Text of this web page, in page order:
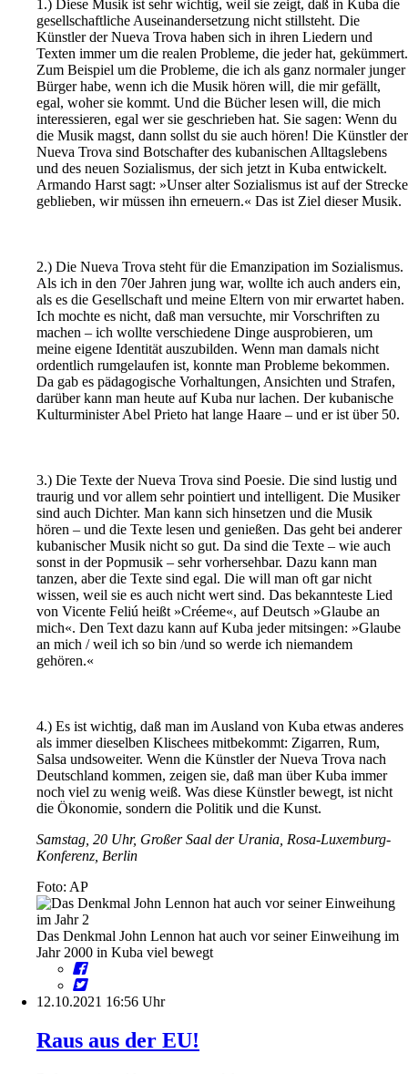
1.) Diese Musik ist sehr wichtig, weil sie zeigt, daß in Kuba die
gesellschaftliche Auseinandersetzung nicht stillsteht. Die
Künstler der Nueva Trova haben sich in ihren Liedern und
Texten immer um die realen Probleme, die jeder hat, gekümmert.
Zum Beispiel um die Probleme, die ich als ganz normaler junger
Bürger habe, wenn ich die Musik hören will, die mir gefällt,
egal, woher sie kommt. Und die Bücher lesen will, die mich
interessieren, egal wer sie geschrieben hat. Sie sagen: Wenn du
die Musik magst, dann sollst du sie auch hören! Die Künstler der
Nueva Trova sind Botschafter des kubanischen Alltagslebens
und des neuen Sozialismus, der sich jetzt in Kuba entwickelt.
Armando Harst sagt: »Unser alter Sozialismus ist auf der Strecke
geblieben, wir müssen ihn erneuern.« Das ist Ziel dieser Musik.
2.) Die Nueva Trova steht für die Emanzipation im Sozialismus.
Als ich in den 70er Jahren jung war, wollte ich auch anders ein,
als es die Gesellschaft und meine Eltern von mir erwartet haben.
Ich mochte es nicht, daß man versuchte, mir Vorschriften zu
machen – ich wollte verschiedene Dinge ausprobieren, um
meine eigene Identität auszubilden. Wenn man damals nicht
ordentlich rumgelaufen ist, konnte man Probleme bekommen.
Da gab es pädagogische Vorhaltungen, Ansichten und Strafen,
darüber kann man heute auf Kuba nur lachen. Der kubanische
Kulturminister Abel Prieto hat lange Haare – und er ist über 50.
3.) Die Texte der Nueva Trova sind Poesie. Die sind lustig und
traurig und vor allem sehr pointiert und intelligent. Die Musiker
sind auch Dichter. Man kann sich hinsetzen und die Musik
hören – und die Texte lesen und genießen. Das geht bei anderer
kubanischer Musik nicht so gut. Da sind die Texte – wie auch
sonst in der Popmusik – sehr vorhersehbar. Dazu kann man
tanzen, aber die Texte sind egal. Die will man oft gar nicht
wissen, weil sie es auch nicht wert sind. Das bekannteste Lied
von Vicente Feliú heißt »Créeme«, auf Deutsch »Glaube an
mich«. Den Text dazu kann auf Kuba jeder mitsingen: »Glaube
an mich / weil ich so bin /und so werde ich niemandem
gehören.«
4.) Es ist wichtig, daß man im Ausland von Kuba etwas anderes
als immer dieselben Klischees mitbekommt: Zigarren, Rum,
Salsa undsoweiter. Wenn die Künstler der Nueva Trova nach
Deutschland kommen, zeigen sie, daß man über Kuba immer
noch viel zu wenig weiß. Was diese Künstler bewegt, ist nicht
die Ökonomie, sondern die Politik und die Kunst.
Samstag, 20 Uhr, Großer Saal der Urania, Rosa-Luxemburg-
Konferenz, Berlin
Foto: AP
Das Denkmal John Lennon hat auch vor seiner Einweihung im
Jahr 2000 in Kuba viel bewegt
12.10.2021 16:56 Uhr
Raus aus der EU!